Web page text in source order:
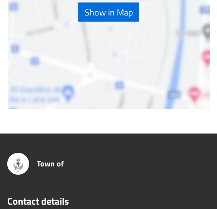
Show in Map
Town of
Contact details